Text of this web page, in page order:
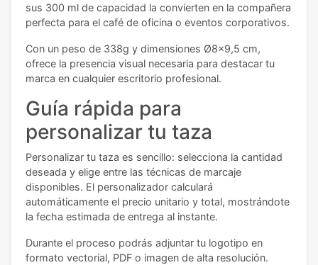
sus 300 ml de capacidad la convierten en la compañera
perfecta para el café de oficina o eventos corporativos.
Con un peso de 338g y dimensiones Ø8x9,5 cm,
ofrece la presencia visual necesaria para destacar tu
marca en cualquier escritorio profesional.
Guía rápida para
personalizar tu taza
Personalizar tu taza es sencillo: selecciona la cantidad
deseada y elige entre las técnicas de marcaje
disponibles. El personalizador calculará
automáticamente el precio unitario y total, mostrándote
la fecha estimada de entrega al instante.
Durante el proceso podrás adjuntar tu logotipo en
formato vectorial, PDF o imagen de alta resolución.